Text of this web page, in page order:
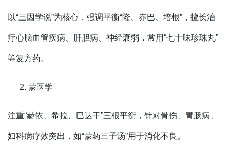
以“三因学说”为核心，强调平衡“隆、赤巴、培根”，擅长治
疗心脑血管疾病、肝胆病、神经衰弱，常用“七十味珍珠丸”
等复方药。
蒙医学
注重“赫依、希拉、巴达干”三根平衡，针对骨伤、胃肠病、
妇科病疗效突出，如“蒙药三子汤”用于消化不良。